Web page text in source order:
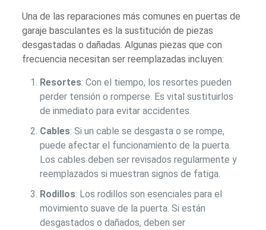
Una de las reparaciones más comunes en puertas de
garaje basculantes es la sustitución de piezas
desgastadas o dañadas. Algunas piezas que con
frecuencia necesitan ser reemplazadas incluyen:
Resortes: Con el tiempo, los resortes pueden
perder tensión o romperse. Es vital sustituirlos
de inmediato para evitar accidentes.
Cables: Si un cable se desgasta o se rompe,
puede afectar el funcionamiento de la puerta.
Los cables deben ser revisados regularmente y
reemplazados si muestran signos de fatiga.
Rodillos: Los rodillos son esenciales para el
movimiento suave de la puerta. Si están
desgastados o dañados, deben ser